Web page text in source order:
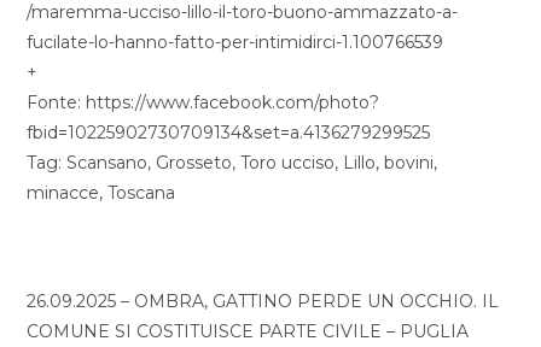
/maremma-ucciso-lillo-il-toro-buono-ammazzato-a-
fucilate-lo-hanno-fatto-per-intimidirci-1.100766539
+
Fonte: https://www.facebook.com/photo?
fbid=10225902730709134&set=a.4136279299525
Tag: Scansano, Grosseto, Toro ucciso, Lillo, bovini,
minacce, Toscana
26.09.2025 – OMBRA, GATTINO PERDE UN OCCHIO. IL
COMUNE SI COSTITUISCE PARTE CIVILE – PUGLIA